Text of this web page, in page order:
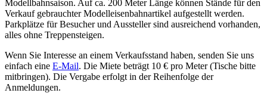
Modellbahnsaison. Auf ca. 200 Meter Länge können Stände für den
Verkauf gebrauchter Modelleisenbahnartikel aufgestellt werden.
Parkplätze für Besucher und Aussteller sind ausreichend vorhanden,
alles ohne Treppensteigen.
Wenn Sie Interesse an einem Verkaufsstand haben, senden Sie uns
einfach eine E-Mail. Die Miete beträgt 10 € pro Meter (Tische bitte
mitbringen). Die Vergabe erfolgt in der Reihenfolge der
Anmeldungen.